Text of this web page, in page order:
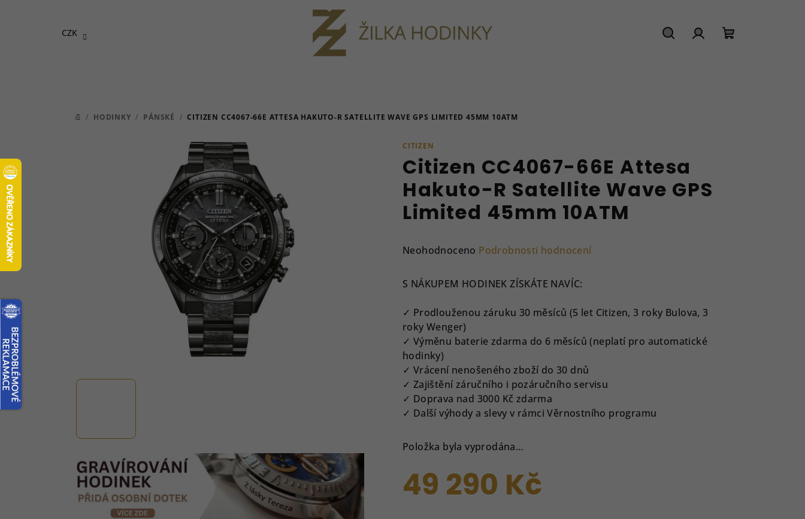
CZK
DOMŮ
/ HODINKY / PÁNSKÉ / CITIZEN CC4067-66E ATTESA HAKUTO-R SATELLITE WAVE GPS LIMITED 45MM 10ATM
CITIZEN
Citizen CC4067-66E Attesa
Hakuto-R Satellite Wave GPS
Limited 45mm 10ATM
Průměrné
produktu
0,0
5
hvězdiček.
Neohodnoceno Podrobnosti hodnocení
S NÁKUPEM HODINEK ZÍSKÁTE NAVÍC:
✓ Prodlouženou záruku 30 měsíců (5 let Citizen, 3 roky Bulova, 3
roky Wenger)
✓ Výměnu baterie zdarma do 6 měsíců (neplatí pro automatické
hodinky)
✓ Vrácení nenošeného zboží do 30 dnů
✓ Zajištění záručního i pozáručního servisu
✓ Doprava nad 3000 Kč zdarma
✓ Další výhody a slevy v rámci Věrnostního programu
Položka byla vyprodána…
49 290 Kč